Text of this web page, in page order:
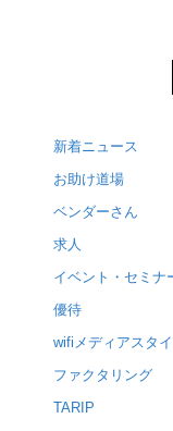
新着ニュース
お助け道場
ベンダーさん
求人
イベント・セミナ
優待
wifiメディアスタ
ファクタリング
TARIP